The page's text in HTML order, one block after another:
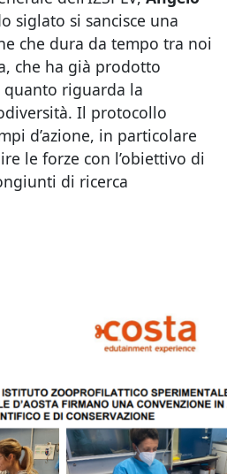
siglato si sancisce una
che dura da tempo tra noi
che ha già prodotto
riguarda la
Il protocollo
d’azione, in particolare
le forze con l’obiettivo di
di ricerca